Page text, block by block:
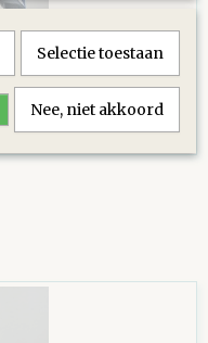
Selectie toestaan
Nee, niet akkoord